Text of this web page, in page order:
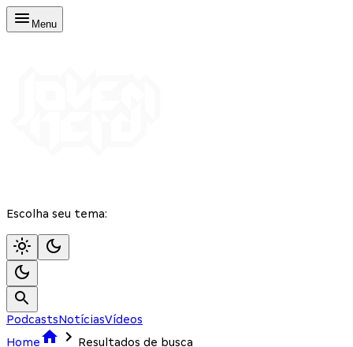
Menu
Escolha seu tema:
PodcastsNotíciasVídeos
Home
Resultados de busca